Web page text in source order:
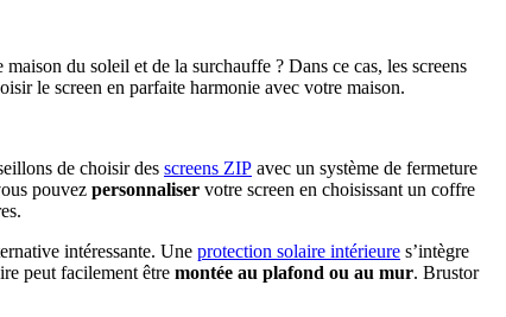
du soleil et de la surchauffe ? Dans ce cas, les screens
le screen en parfaite harmonie avec votre maison.
de choisir des screens ZIP avec un système de fermeture
pouvez personnaliser votre screen en choisissant un coffre
intéressante. Une protection solaire intérieure s’intègre
peut facilement être montée au plafond ou au mur. Brustor